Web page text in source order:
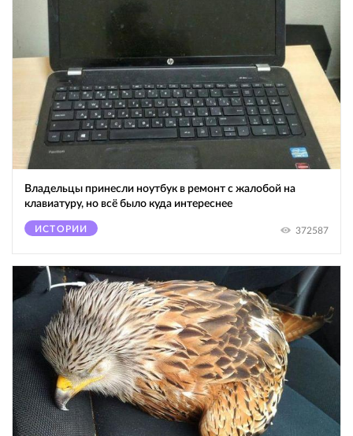
Владельцы принесли ноутбук в ремонт с жалобой на
клавиатуру, но всё было куда интереснее
ИСТОРИИ 372587